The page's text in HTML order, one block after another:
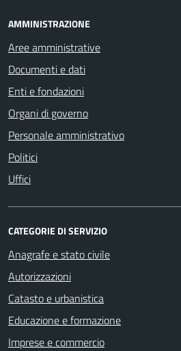
AMMINISTRAZIONE
Aree amministrative
Documenti e dati
Enti e fondazioni
Organi di governo
Personale amministrativo
Politici
Uffici
CATEGORIE DI SERVIZIO
Anagrafe e stato civile
Autorizzazioni
Catasto e urbanistica
Educazione e formazione
Imprese e commercio